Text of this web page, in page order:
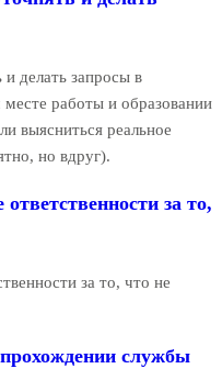
делать запросы в
работы и образовании
выясниться реальное
но вдруг).
за то,
за то, что не
службы